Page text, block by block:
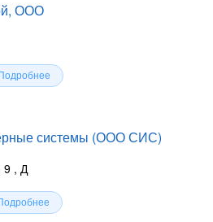
ООО
Подробнее
системы (ООО СИС)
9 , Д